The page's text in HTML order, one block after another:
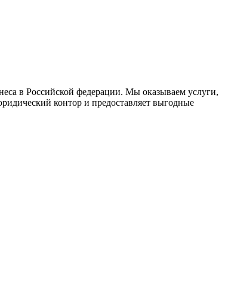
в Российской федерации. Мы оказываем услуги,
контор и предоставляет выгодные